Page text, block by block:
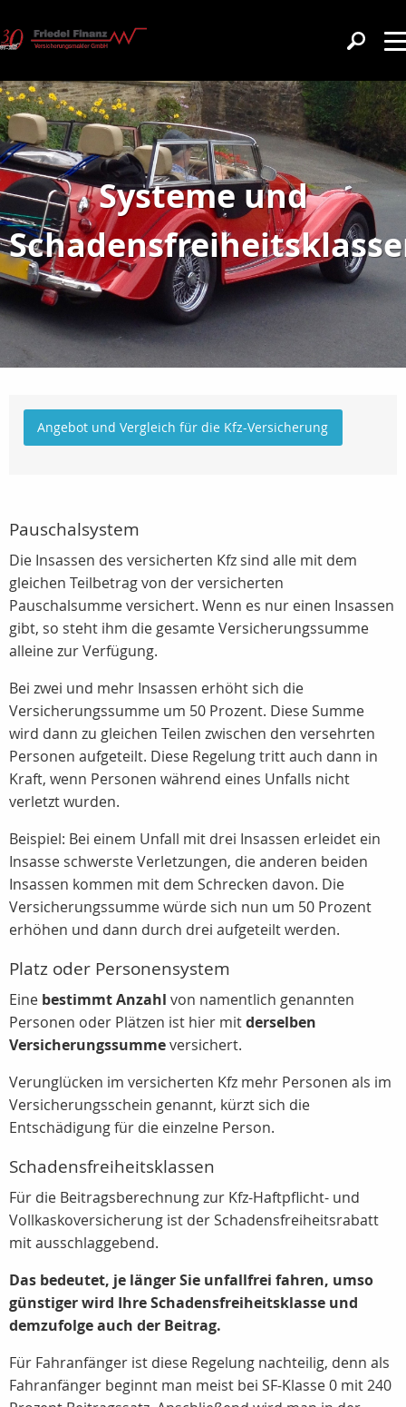
Systeme und
Angebot und Vergleich für die Kfz-Versicherung
Pauschalsystem
Die Insassen des versicherten Kfz sind alle mit dem
gleichen Teilbetrag von der versicherten
Pauschalsumme versichert. Wenn es nur einen Insassen
gibt, so steht ihm die gesamte Versicherungssumme
alleine zur Verfügung.
Bei zwei und mehr Insassen erhöht sich die
Versicherungssumme um 50 Prozent. Diese Summe
wird dann zu gleichen Teilen zwischen den versehrten
Personen aufgeteilt. Diese Regelung tritt auch dann in
Kraft, wenn Personen während eines Unfalls nicht
verletzt wurden.
Beispiel: Bei einem Unfall mit drei Insassen erleidet ein
Insasse schwerste Verletzungen, die anderen beiden
Insassen kommen mit dem Schrecken davon. Die
Versicherungssumme würde sich nun um 50 Prozent
erhöhen und dann durch drei aufgeteilt werden.
Platz oder Personensystem
Eine bestimmt Anzahl von namentlich genannten
Personen oder Plätzen ist hier mitderselben
Versicherungssummeversichert.
Verunglücken im versicherten Kfz mehr Personen als im
Versicherungsschein genannt, kürzt sich die
Entschädigung für die einzelne Person.
Schadensfreiheitsklassen
Für die Beitragsberechnung zur Kfz-Haftpflicht- und
Vollkaskoversicherung ist der Schadensfreiheitsrabatt
mit ausschlaggebend.
Das bedeutet, je länger Sie unfallfrei fahren, umso
günstiger wird Ihre Schadensfreiheitsklasse und
demzufolge auch der Beitrag.
Für Fahranfänger ist diese Regelung nachteilig, denn als
Fahranfänger beginnt man meist bei SF-Klasse 0 mit 240